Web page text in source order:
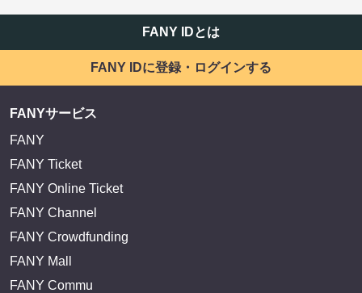
FANY IDとは
FANY IDに登録・ログインする
FANYサービス
FANY
FANY Ticket
FANY Online Ticket
FANY Channel
FANY Crowdfunding
FANY Mall
FANY Commu